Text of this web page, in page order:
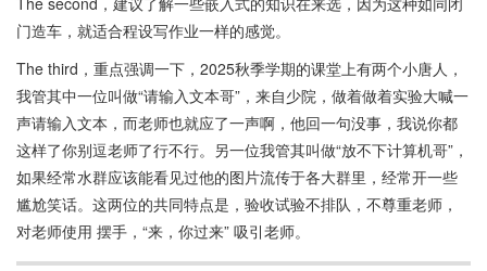
门造车，就适合程设写作业一样的感觉。
The third，重点强调一下，2025秋季学期的课堂上有两个小唐人，
我管其中一位叫做“请输入文本哥”，来自少院，做着做着实验大喊一
声请输入文本，而老师也就应了一声啊，他回一句没事，我说你都
这样了你别逗老师了行不行。另一位我管其叫做“放不下计算机哥”，
如果经常水群应该能看见过他的图片流传于各大群里，经常开一些
尴尬笑话。这两位的共同特点是，验收试验不排队，不尊重老师，
对老师使用 摆手，“来，你过来” 吸引老师。